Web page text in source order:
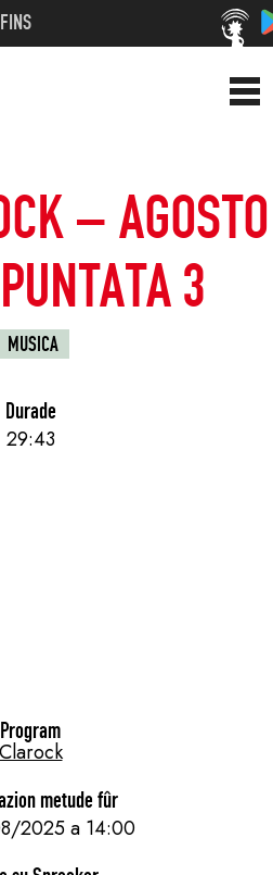
– AGOSTO
3
MUSICA
Durade
29:43
Program
Clarock
metude fûr
2025 a 14:00